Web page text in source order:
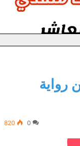
رواية
0
820